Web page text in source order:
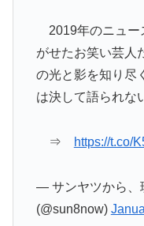
2019年のニュー
がせたお笑い芸人
の光と影を知り尽
は決して語られな
⇒ https://t.co/
— サンヤツから、
(@sun8now)